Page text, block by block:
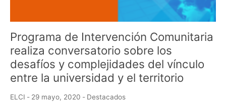
Programa de Intervención Comunitaria
realiza conversatorio sobre los
desafíos y complejidades del vínculo
entre la universidad y el territorio
ELCI - 29 mayo, 2020 - Destacados